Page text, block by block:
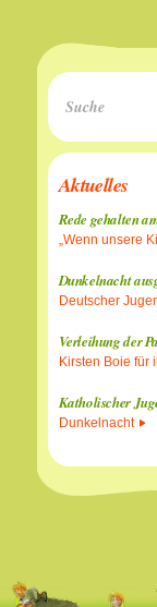
Aktuelles
Rede gehalten
„Wenn unsere
Dunkelnacht
Deutscher
Verleihung der
Kirsten Boie für
Katholischer
Dunkelnacht